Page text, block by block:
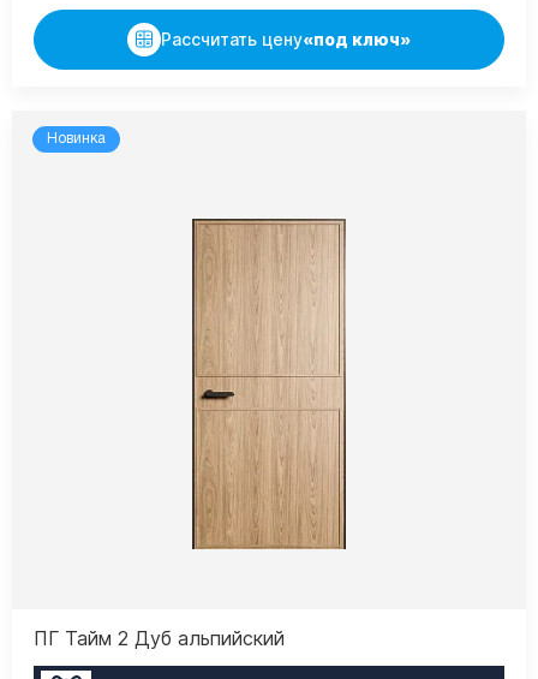
Рассчитать цену«под ключ»
Новинка
ПГ Тайм 2 Дуб альпийский